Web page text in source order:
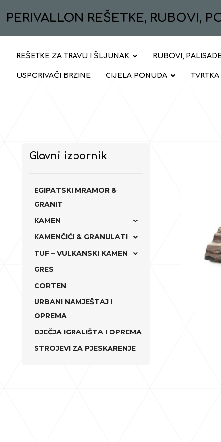
PERIVALLON REŠETKE, RUBOVI,
REŠETKE ZA TRAVU I ŠLJUNAK RUBOVI,
USPORIVAČI BRZINE CIJELA PONUDA
Glavni izbornik
EGIPATSKI MRAMOR &
GRANIT
KAMEN
KAMENČIĆI & GRANULATI
TUF – VULKANSKI KAMEN
GRES
CORTEN
URBANI NAMJEŠTAJ I
OPREMA
DJEČJA IGRALIŠTA I OPREMA
STROJEVI ZA PJESKARENJE